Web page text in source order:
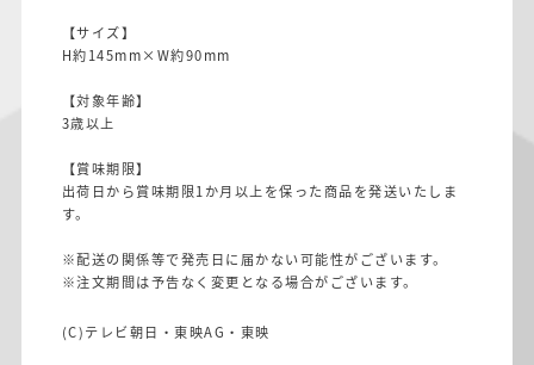
【サイズ】
H約145mm×W約90mm
【対象年齢】
3歳以上
【賞味期限】
出荷日から賞味期限1か月以上を保った商品を発送いたしま
す。
※配送の関係等で発売日に届かない可能性がございます。
※注文期間は予告なく変更となる場合がございます。
(C)テレビ朝日・東映AG・東映